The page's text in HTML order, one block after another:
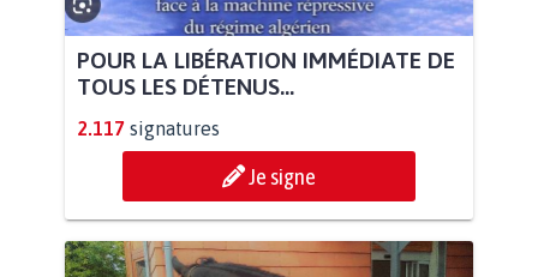
POUR LA LIBÉRATION IMMÉDIATE DE
TOUS LES DÉTENUS...
2.117 signatures
Je signe